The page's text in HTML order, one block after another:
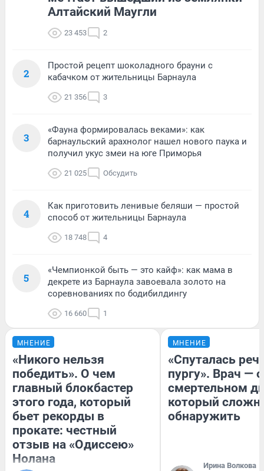
Алтайский Маугли
23 453 2
2
Простой рецепт шоколадного брауни с
кабачком от жительницы Барнаула
21 356 3
3
«Фауна формировалась веками»: как
барнаульский арахнолог нашел нового паука и
получил укус змеи на юге Приморья
21 025 Обсудить
4
Как приготовить ленивые беляши — простой
способ от жительницы Барнаула
18 748 4
5
«Чемпионкой быть — это кайф»: как мама в
декрете из Барнаула завоевала золото на
соревнованиях по бодибилдингу
16 660 1
МНЕНИЕ
«Никого нельзя
победить». О чем
главный блокбастер
этого года, который
бьет рекорды в
прокате: честный
отзыв на «Одиссею»
Нолана
МНЕНИЕ
«Спуталась
пургу». Врач — о
смертельном
который
обнаружить
Ирина Волкова